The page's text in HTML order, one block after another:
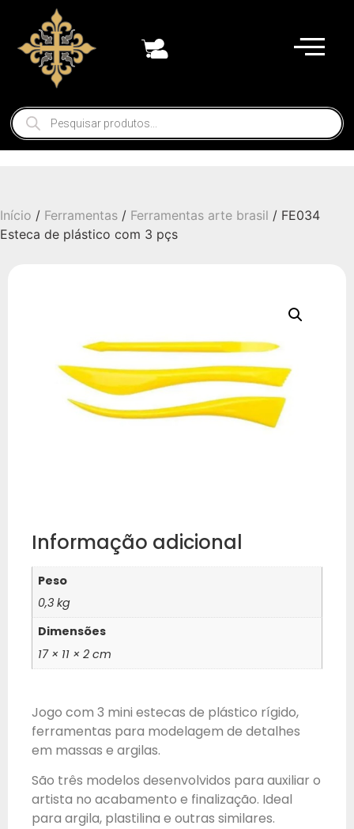
Início / Ferramentas / Ferramentas arte brasil / FE034
Esteca de plástico com 3 pçs
Informação adicional
Peso
0,3 kg
Dimensões
17 × 11 × 2 cm
Jogo com 3 mini estecas de plástico rígido,
ferramentas para modelagem de detalhes
em massas e argilas.
São três modelos desenvolvidos para auxiliar o
artista no acabamento e finalização. Ideal
para argila, plastilina e outras similares.